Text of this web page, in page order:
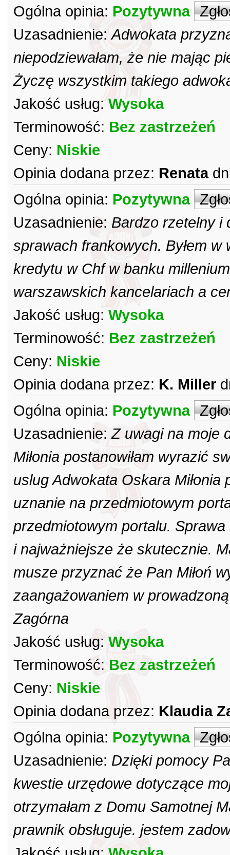
Ogólna opinia: Pozytywna
Uzasadnienie: Adwokata
niepodziewałam, że nie mając
Życzę wszystkim takiego
Jakość usług: Wysoka
Terminowość: Bez zastrzeżeń
Ceny: Niskie
Opinia dodana przez: Renata
Ogólna opinia: Pozytywna
Uzasadnienie: Bardzo rzetelny i
sprawach frankowych. Byłem
kredytu w Chf w banku
warszawskich kancelariach a
Jakość usług: Wysoka
Terminowość: Bez zastrzeżeń
Ceny: Niskie
Opinia dodana przez: K. Miller
Ogólna opinia: Pozytywna
Uzasadnienie: Z uwagi na moje
Miłonia postanowiłam wyrazić
uslug Adwokata Oskara
uznanie na przedmiotowym
przedmiotowym portalu.
i najważniejsze że skutecznie.
musze przyznać że Pan Miłoń
zaangażowaniem w
Zagórna
Jakość usług: Wysoka
Terminowość: Bez zastrzeżeń
Ceny: Niskie
Opinia dodana przez: Klaudia
Ogólna opinia: Pozytywna
Uzasadnienie: Dzięki pomocy
kwestie urzędowe dotyczące
otrzymałam z Domu Samotnej
prawnik obsługuje. jestem